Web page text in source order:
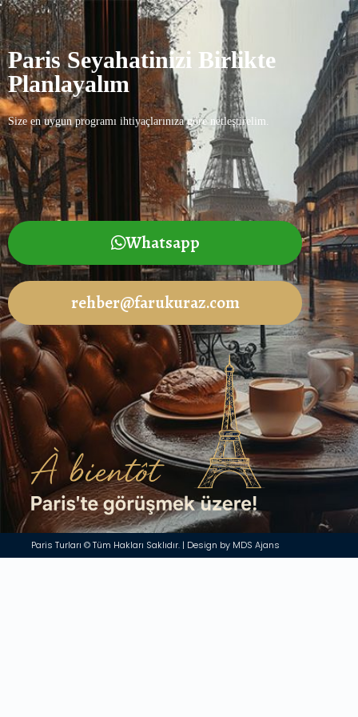
Paris Seyahatinizi Birlikte
Planlayalım
Size en uygun programı ihtiyaçlarınıza göre netleştirelim.
Whatsapp
rehber@farukuraz.com
Paris Turları © Tüm Hakları Saklıdır. | Design by MDS Ajans